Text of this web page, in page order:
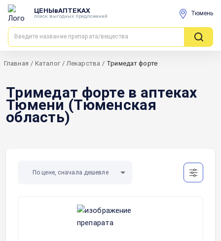
ЦЕНЫвАПТЕКАХ
поиск выгодных предложений Тюмень
Главная / Каталог / Лекарства / Тримедат форте
Тримедат форте в аптеках
Тюмени (Тюменская
область)
По цене, сначала дешевле